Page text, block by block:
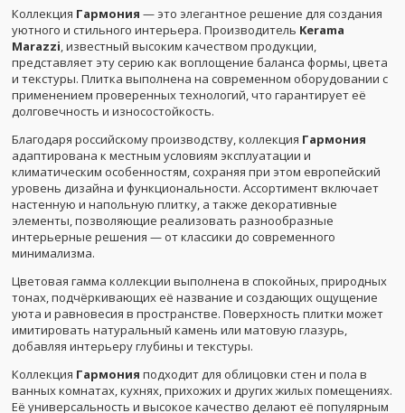
Коллекция Гармония — это элегантное решение для создания
уютного и стильного интерьера. Производитель Kerama
Marazzi, известный высоким качеством продукции,
представляет эту серию как воплощение баланса формы, цвета
и текстуры. Плитка выполнена на современном оборудовании с
применением проверенных технологий, что гарантирует её
долговечность и износостойкость.
Благодаря российскому производству, коллекция Гармония
адаптирована к местным условиям эксплуатации и
климатическим особенностям, сохраняя при этом европейский
уровень дизайна и функциональности. Ассортимент включает
настенную и напольную плитку, а также декоративные
элементы, позволяющие реализовать разнообразные
интерьерные решения — от классики до современного
минимализма.
Цветовая гамма коллекции выполнена в спокойных, природных
тонах, подчёркивающих её название и создающих ощущение
уюта и равновесия в пространстве. Поверхность плитки может
имитировать натуральный камень или матовую глазурь,
добавляя интерьеру глубины и текстуры.
Коллекция Гармония подходит для облицовки стен и пола в
ванных комнатах, кухнях, прихожих и других жилых помещениях.
Её универсальность и высокое качество делают её популярным